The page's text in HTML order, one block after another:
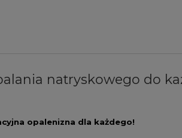
natryskowego do
opalenizna dla każdego!